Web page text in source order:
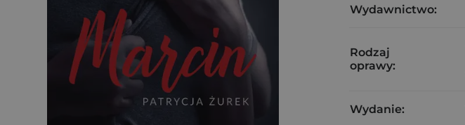
Wydawnictwo:
Rodzaj
oprawy:
Wydanie: